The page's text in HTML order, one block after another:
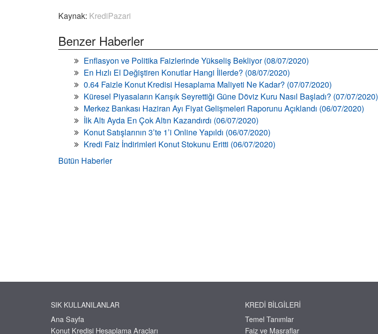
Kaynak: KrediPazari
Benzer Haberler
Enflasyon ve Politika Faizlerinde Yükseliş Bekliyor (08/07/2020)
En Hızlı El Değiştiren Konutlar Hangi İllerde? (08/07/2020)
0.64 Faizle Konut Kredisi Hesaplama Maliyeti Ne Kadar? (07/07/2020)
Küresel Piyasaların Karışık Seyrettiği Güne Döviz Kuru Nasıl Başladı? (07/07/2020)
Merkez Bankası Haziran Ayı Fiyat Gelişmeleri Raporunu Açıklandı (06/07/2020)
İlk Altı Ayda En Çok Altın Kazandırdı (06/07/2020)
Konut Satışlarının 3’te 1’i Online Yapıldı (06/07/2020)
Kredi Faiz İndirimleri Konut Stokunu Eritti (06/07/2020)
Bütün Haberler
SIK KULLANILANLAR
Ana Sayfa
Konut Kredisi Hesaplama Araçları
KREDI BILGILERI
Temel Tanımlar
Faiz ve Masraflar